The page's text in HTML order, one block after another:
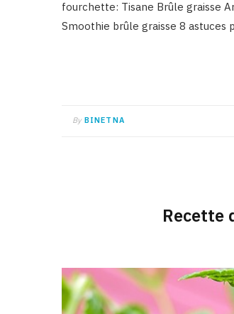
fourchette: Tisane Brûle graisse
Smoothie brûle graisse 8 astuces
By BINETNA
Recette